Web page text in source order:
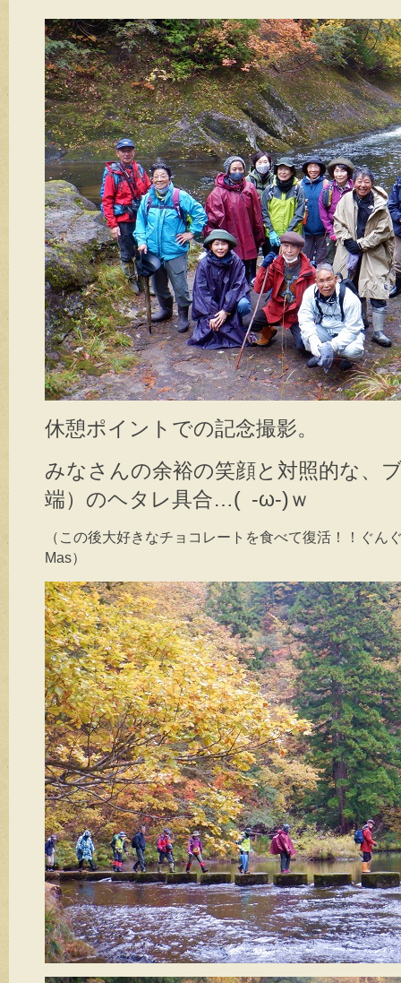
休憩ポイントでの記念撮影。
みなさんの余裕の笑顔と対照的な、
端）のヘタレ具合…( -ω-)ｗ
（この後大好きなチョコレートを食べて復活！！ぐん
Mas）